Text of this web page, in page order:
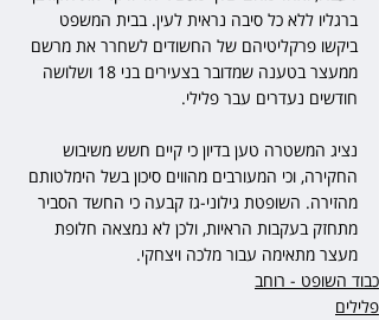
ברגליו ללא כל סיבה נראית לעין. בבית המשפט
ביקשו פרקליטיהם של החשודים לשחרר את מרשם
ממעצר בטענה שמדובר בצעירים בני 18 ושלושה
חודשים נעדרים עבר פלילי.
נציג המשטרה טען בדיון כי קיים חשש משיבוש
החקירה, וכי המעורבים מהווים סיכון בשל הימלטותם
מהזירה. השופטת גילוני-גז קבעה כי החשד הסביר
מתחזק בעקבות הראיות, ולכן לא נמצאה חלופת
מעצר מתאימה עבור מלכה ויצחקי.
כבוד השופט - רוחב
פלילים